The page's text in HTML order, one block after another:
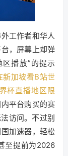
工作者和华人
，屏幕上却弹
区播放”的提示
新加坡看B站世
杯直播地区限
平台购买的赛
访问。不过别
加速器，轻松
至提前为2026